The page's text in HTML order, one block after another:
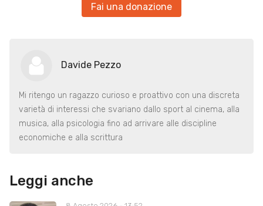
Fai una donazione
Davide Pezzo
Mi ritengo un ragazzo curioso e proattivo con una discreta
varietà di interessi che svariano dallo sport al cinema, alla
musica, alla psicologia fino ad arrivare alle discipline
economiche e alla scrittura
Leggi anche